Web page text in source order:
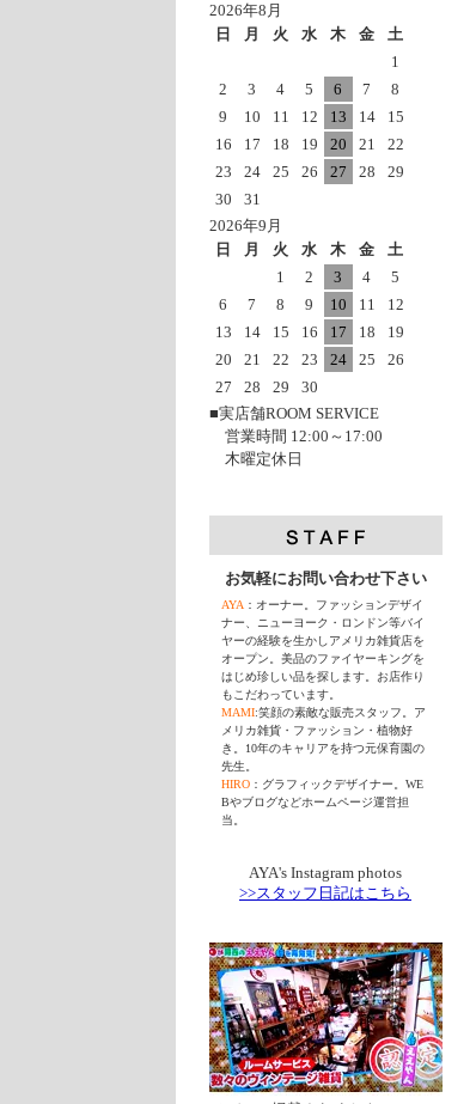
2026年8月
日
月 火 水 木 金
土
1
2
3 4 5 6 7
8
9
10 11 12 13 14
15
16
17 18 19 20 21
22
23
24 25 26 27 28
29
30
31
2026年9月
日
月 火 水 木 金
土
1
2 3 4
5
6
7 8 9 10 11
12
13
14 15 16 17 18
19
20
21 22 23 24 25
26
27
28 29
30
■実店舗ROOM SERVICE
営業時間 12:00～17:00
木曜定休日
お気軽にお問い合わせ下さい
AYA ：オーナー。ファッションデザイ
ナー、ニューヨーク・ロンドン等バイ
ヤーの経験を生かしアメリカ雑貨店を
オープン。美品のファイヤーキングを
はじめ珍しい品を探します。お店作り
もこだわっています。
MAMI:笑顔の素敵な販売スタッフ。ア
メリカ雑貨・ファッション・植物好
き。10年のキャリアを持つ元保育園の
先生。
HIRO：グラフィックデザイナー。WE
Bやブログなどホームページ運営担
当。
AYA's Instagram photos
>>スタッフ日記はこちら